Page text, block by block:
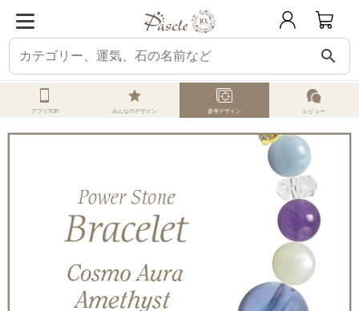
search
ホーム オーダーメイド 参考デザイン コスモオーラ コスモオーラ・ア
アプリTOP みんなのデザイン 参考デザイン レビュー